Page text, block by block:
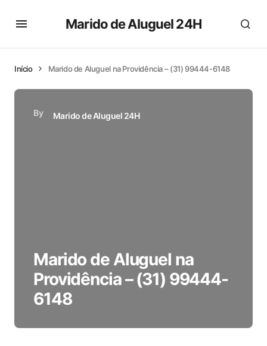
Marido de Aluguel 24H
Início Marido de Aluguel na Providência – (31) 99444-6148
By Marido de Aluguel 24H
Marido de Aluguel na
Providência – (31) 99444-
6148